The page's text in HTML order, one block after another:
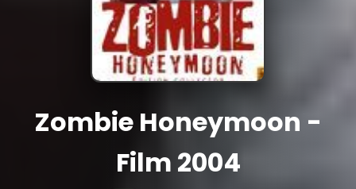
Zombie Honeymoon -
Film 2004